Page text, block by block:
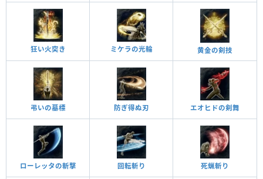
狂い火突き ミケラの光輪 黄金の剣技
弔いの墓標 防ぎ得ぬ刃 エオヒドの剣舞
ローレッタの斬撃 回転斬り 死蝋斬り